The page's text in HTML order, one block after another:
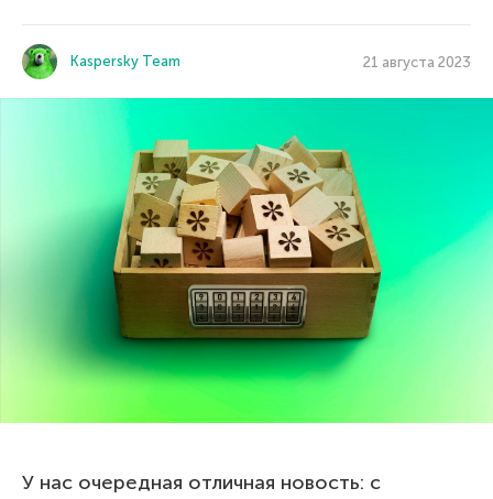
Kaspersky Team 21 августа 2023
У нас очередная отличная новость: с